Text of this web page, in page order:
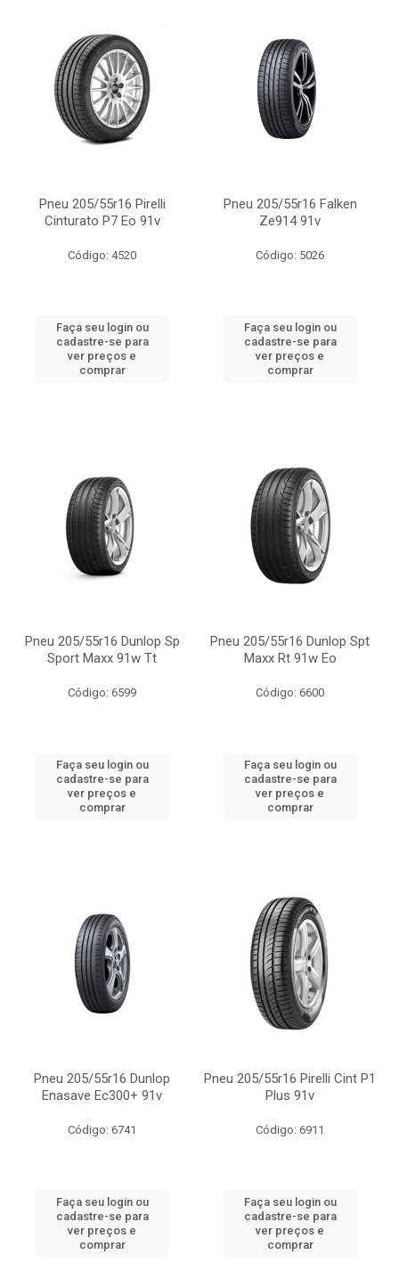
Pneu 205/55r16 Pirelli
Cinturato P7 Eo 91v
Código: 4520
Faça seu login ou
cadastre-se para
ver preços e
comprar
Pneu 205/55r16 Falken
Ze914 91v
Código: 5026
Faça seu login ou
cadastre-se para
ver preços e
comprar
Pneu 205/55r16 Dunlop Sp
Sport Maxx 91w Tt
Código: 6599
Faça seu login ou
cadastre-se para
ver preços e
comprar
Pneu 205/55r16 Dunlop Spt
Maxx Rt 91w Eo
Código: 6600
Faça seu login ou
cadastre-se para
ver preços e
comprar
Pneu 205/55r16 Dunlop
Enasave Ec300+ 91v
Código: 6741
Faça seu login ou
cadastre-se para
ver preços e
comprar
Pneu 205/55r16 Pirelli Cint P1
Plus 91v
Código: 6911
Faça seu login ou
cadastre-se para
ver preços e
comprar